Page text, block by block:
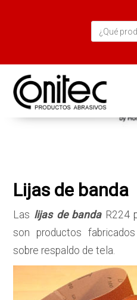
Lijas de banda
Las lijas de bandaR224
son productos
sobre respaldo de tela.